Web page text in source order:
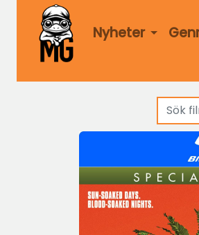
Nyheter